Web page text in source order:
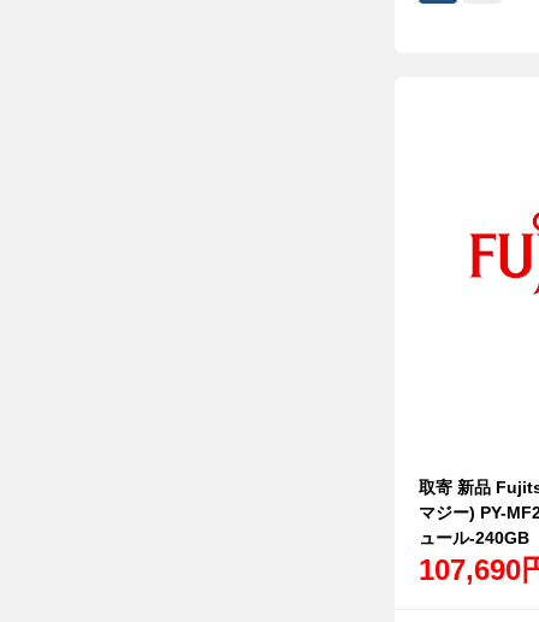
取寄 新品
マジー) PY-
ュール-240GB
107,690